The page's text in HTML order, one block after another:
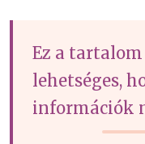
Ez a
lehetséges,
információk